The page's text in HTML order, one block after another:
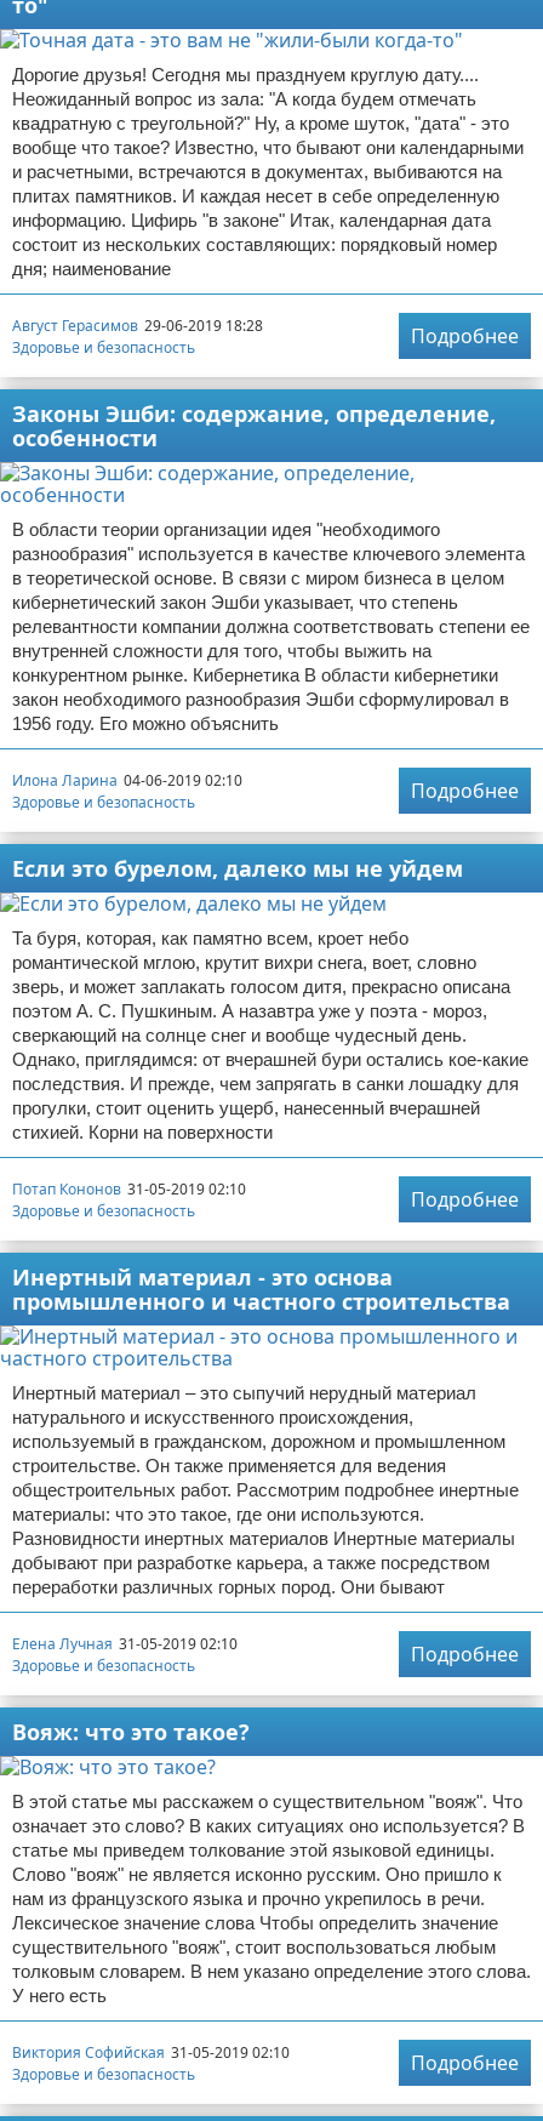
Дорогие друзья! Сегодня мы празднуем круглую дату....
Неожиданный вопрос из зала: "А когда будем отмечать
квадратную с треугольной?" Ну, а кроме шуток, "дата" - это
вообще что такое? Известно, что бывают они календарными
и расчетными, встречаются в документах, выбиваются на
плитах памятников. И каждая несет в себе определенную
информацию. Цифирь "в законе" Итак, календарная дата
состоит из нескольких составляющих: порядковый номер
дня; наименование
Август Герасимов 29-06-2019 18:28
Здоровье и безопасность
Подробнее
Законы Эшби: содержание, определение,
особенности
В области теории организации идея "необходимого
разнообразия" используется в качестве ключевого элемента
в теоретической основе. В связи с миром бизнеса в целом
кибернетический закон Эшби указывает, что степень
релевантности компании должна соответствовать степени ее
внутренней сложности для того, чтобы выжить на
конкурентном рынке. Кибернетика В области кибернетики
закон необходимого разнообразия Эшби сформулировал в
1956 году. Его можно объяснить
Илона Ларина 04-06-2019 02:10
Здоровье и безопасность
Подробнее
Если это бурелом, далеко мы не уйдем
Та буря, которая, как памятно всем, кроет небо
романтической мглою, крутит вихри снега, воет, словно
зверь, и может заплакать голосом дитя, прекрасно описана
поэтом А. С. Пушкиным. А назавтра уже у поэта - мороз,
сверкающий на солнце снег и вообще чудесный день.
Однако, приглядимся: от вчерашней бури остались кое-какие
последствия. И прежде, чем запрягать в санки лошадку для
прогулки, стоит оценить ущерб, нанесенный вчерашней
стихией. Корни на поверхности
Потап Кононов 31-05-2019 02:10
Здоровье и безопасность
Подробнее
Инертный материал - это основа
промышленного и частного строительства
Инертный материал – это сыпучий нерудный материал
натурального и искусственного происхождения,
используемый в гражданском, дорожном и промышленном
строительстве. Он также применяется для ведения
общестроительных работ. Рассмотрим подробнее инертные
материалы: что это такое, где они используются.
Разновидности инертных материалов Инертные материалы
добывают при разработке карьера, а также посредством
переработки различных горных пород. Они бывают
Елена Лучная 31-05-2019 02:10
Здоровье и безопасность
Подробнее
Вояж: что это такое?
В этой статье мы расскажем о существительном "вояж". Что
означает это слово? В каких ситуациях оно используется? В
статье мы приведем толкование этой языковой единицы.
Слово "вояж" не является исконно русским. Оно пришло к
нам из французского языка и прочно укрепилось в речи.
Лексическое значение слова Чтобы определить значение
существительного "вояж", стоит воспользоваться любым
толковым словарем. В нем указано определение этого слова.
У него есть
Виктория Софийская 31-05-2019 02:10
Здоровье и безопасность
Подробнее